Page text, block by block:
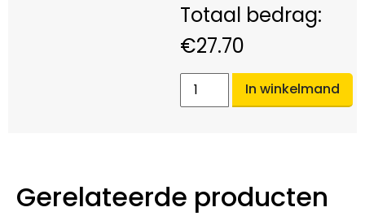
€27.70
In winkelmand
Gerelateerde producten